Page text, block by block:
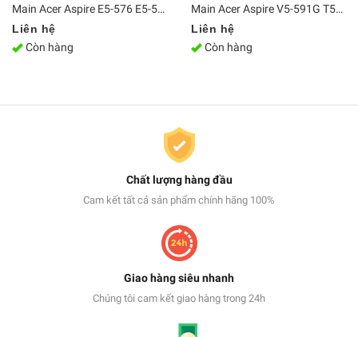
Main Acer Aspire E5-576 E5-576G i5-8250 DAZAARMB6E0
Liên hệ
Còn hàng
Main Acer Aspire V5-591G T5000 i5 6300HQ DA0ZRYMB8G0 GTX 950M
Liên hệ
Còn hàng
Chất lượng hàng đầu
Cam kết tất cả sản phẩm chính hãng 100%
Giao hàng siêu nhanh
Chúng tôi cam kết giao hàng trong 24h